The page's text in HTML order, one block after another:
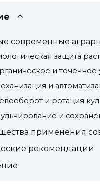
современные
защита
и
и
и ротация
и
применения
рекомендации